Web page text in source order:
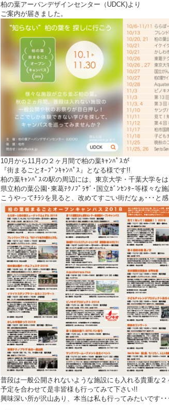
柏の葉アーバンデザインセンター（UDCK)より
ご案内が届きました。
10月から11月の２ヶ月間で柏の葉ｷｬﾝﾊﾟｽが
『街まるごとｵｰﾌﾟﾝｷｬﾝﾊﾟｽ』となる様です!!
柏の葉ｷｬﾝﾊﾟｽの駅の周辺には、東京大学・千葉大学をは
県立柏の葉公園･東葛ﾃｸﾉﾌﾟﾗｻﾞ･国立ｶﾞﾝｾﾝﾀｰ等様々な施
こうやってﾁﾗｼを見ると、改めてすごい街だなぁ･･･と感
普段は一般公開されないような施設にも入れる貴重な２
予定を合わせて是非皆様も行ってみて下さい!!
興味深い所が沢山あり、本当は私も行ってみたいです･･･